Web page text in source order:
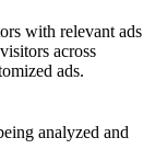
with relevant ads
across
ads.
analyzed and